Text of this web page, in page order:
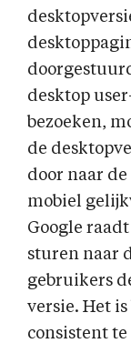
desktop
bezoeken,
de
door naar
mobiel
Google
sturen naar
gebruikers
versie. Het
consistent